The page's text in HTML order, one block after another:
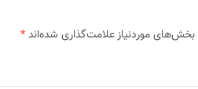
بخش‌های موردنیاز علامت‌گذاری شده‌اند*